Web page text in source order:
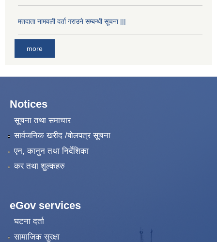
मतदाता नामवली दर्ता गराउने सम्बन्धी सूचना |||
more
Notices
सूचना तथा समाचार
सार्वजनिक खरीद /बोलपत्र सूचना
एन, कानुन तथा निर्देशिका
कर तथा शुल्कहरु
eGov services
घटना दर्ता
सामाजिक सुरक्षा